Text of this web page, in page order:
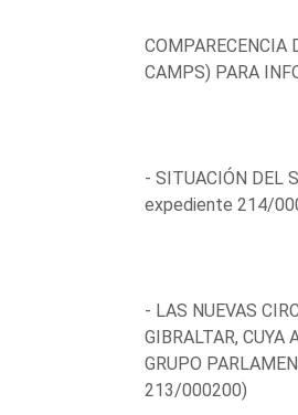
COMPARECENCIA
CAMPS) PARA
- SITUACIÓN DEL
expediente 214/
- LAS NUEVAS
GIBRALTAR, CUYA
GRUPO
213/000200)